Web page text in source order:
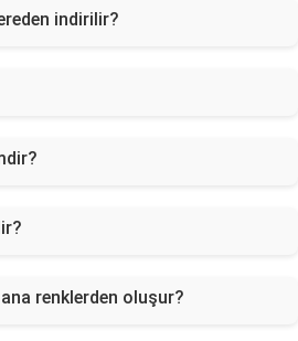
indirilir?
renklerden oluşur?